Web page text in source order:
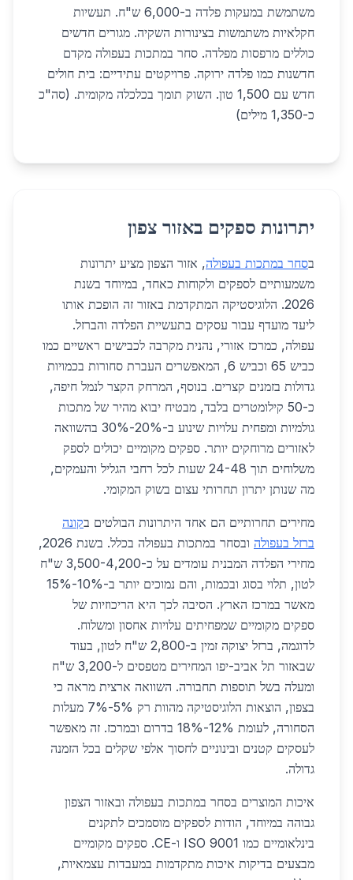
משתמשת במעקות פלדה ב-6,000 ש"ח. תעשיות
חקלאיות משתמשות בצינורות השקיה. מגורים חדשים
כוללים מרפסות מפלדה. סחר במתכות בעפולה מקדם
חדשנות כמו פלדה ירוקה. פרויקטים עתידיים: בית חולים
חדש עם 1,500 טון. השוק תומך בכלכלה מקומית. (סה"כ
כ-1,350 מילים)
יתרונות ספקים באזור צפון
בסחר במתכות בעפולה, אזור הצפון מציע יתרונות
משמעותיים לספקים ולקוחות כאחד, במיוחד בשנת
2026. הלוגיסטיקה המתקדמת באזור זה הופכת אותו
ליעד מועדף עבור עסקים בתעשיית הפלדה והברזל.
עפולה, כמרכז אזורי, נהנית מקרבה לכבישים ראשיים כמו
כביש 65 וכביש 6, המאפשרים העברת סחורות בכמויות
גדולות בזמנים קצרים. בנוסף, המרחק הקצר לנמל חיפה,
כ-50 קילומטרים בלבד, מבטיח יבוא מהיר של מתכות
גולמיות ומפחית עלויות שינוע ב-20%-30% בהשוואה
לאזורים מרוחקים יותר. ספקים מקומיים יכולים לספק
משלוחים תוך 24-48 שעות לכל רחבי הגליל והעמקים,
מה שנותן יתרון תחרותי עצום בשוק המקומי.
מחירים תחרותיים הם אחד היתרונות הבולטים בקונה
ברזל בעפולה
ובסחר במתכות בעפולה בכלל. בשנת 2026,
מחירי הפלדה המבנית עומדים על כ-3,500-4,200 ש"ח
לטון, תלוי בסוג ובכמות, והם נמוכים יותר ב-10%-15%
מאשר במרכז הארץ. הסיבה לכך היא הריכוזיות של
ספקים מקומיים שמפחיתים עלויות אחסון ומשלוח.
לדוגמה, ברזל יצוקה זמין ב-2,800 ש"ח לטון, בעוד
שבאזור תל אביב-יפו המחירים מטפסים ל-3,200 ש"ח
ומעלה בשל תוספות תחבורה. השוואה ארצית מראה כי
בצפון, הוצאות הלוגיסטיקה מהוות רק 5%-7% מעלות
הסחורה, לעומת 12%-18% בדרום ובמרכז. זה מאפשר
לעסקים קטנים ובינוניים לחסוך אלפי שקלים בכל הזמנה
גדולה.
איכות המוצרים בסחר במתכות בעפולה ובאזור הצפון
גבוהה במיוחד, הודות לספקים מוסמכים לתקנים
בינלאומיים כמו ISO 9001 ו-CE. ספקים מקומיים
מבצעים בדיקות איכות מתקדמות במעבדות עצמאיות,